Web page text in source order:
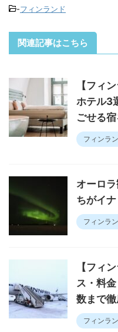
-フィンランド
関連記事はこちら
【フィ
ホテル3
ごせる宿
フィンラ
オーロ
ちがイナ
フィンラ
【フィ
ス・料
数まで徹
フィンラ